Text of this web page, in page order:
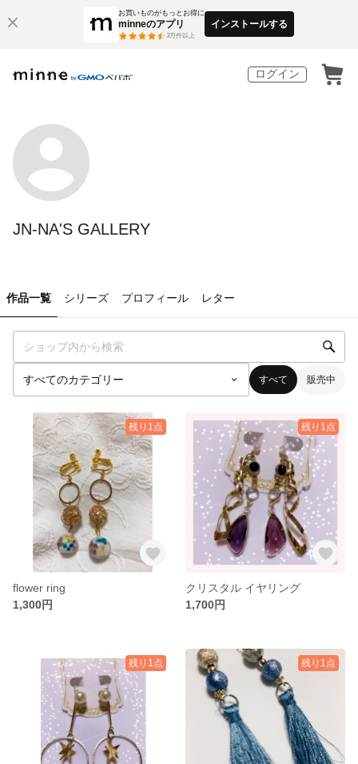
お買いものがもっとお得に
minneのアプリ
3万件以上
インストールする
ログイン
JN-NA'S GALLERY
作品一覧 シリーズ プロフィール レター
すべて 販売中
残り1点
flower ring
1,300円
残り1点
クリスタル イヤリング
1,700円
残り1点 残り1点